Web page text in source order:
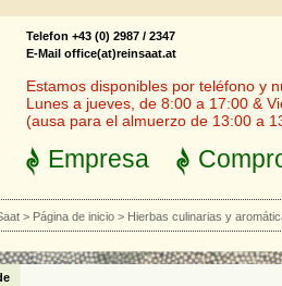
Telefon +43 (0) 2987 / 2347
E-Mail office(at)reinsaat.at
Estamos disponibles por teléfono y
Lunes a jueves, de 8:00 a 17:00 &
(ausa para el almuerzo de 13:00 a
Empresa
> Página de inicio > Hierbas culinarias y